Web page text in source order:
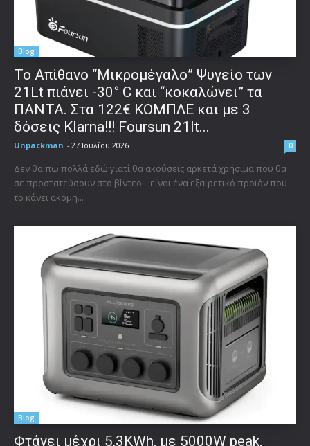
Blog
Το Απίθανο “Μικρομέγαλο” Ψυγείο των
21Lt πιάνει -30° C και “κοκαλώνει” τα
ΠΑΝΤΑ. Στα 122€ ΚΟΜΠΛΕ και με 3
δόσεις Klarna!!! Foursun 21lt...
Unpackman - 27 Ιουλίου 2026 0
Δεν θα πω πολλά εδώ γιατί θα ακούσεις αρκετά χρήσιμα που θα
σε προστατεύσουν στο βίντεο... είναι ένα εξαιρετικό προϊόν που
το κάνει ακόμη...
Blog
Φτάνει μέχρι 5,3KWh, με 5000W peak,